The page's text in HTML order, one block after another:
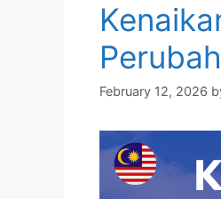
February 12, 2026